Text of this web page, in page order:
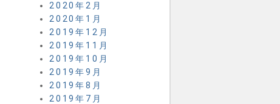
2020年2月
2020年1月
2019年12月
2019年11月
2019年10月
2019年9月
2019年8月
2019年7月